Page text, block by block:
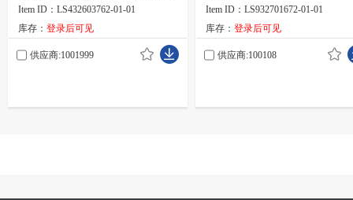
70cm链
Item ID：LS432603762-01-01
库存： 登录后可见
供应商:1001999
Item ID：LS932701672-01-01
库存： 登录后可见
供应商:100108